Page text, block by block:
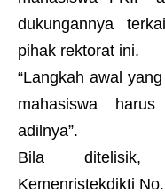
dukungannya
pihak rektorat ini.
“Langkah awal
mahasiswa
adilnya”.
Bila ditelisik,
Kemenristekdikti